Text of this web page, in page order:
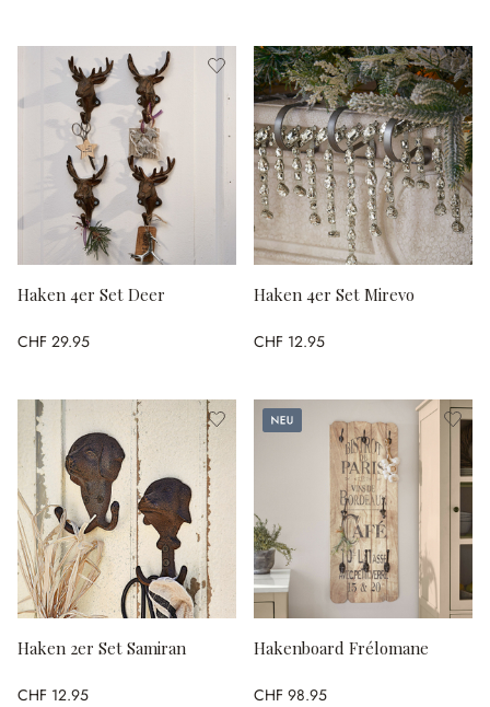
Haken 4er Set Deer
CHF 29.95
Haken 4er Set Mirevo
CHF 12.95
Haken 2er Set Samiran
CHF 12.95
Neu
Hakenboard Frélomane
CHF 98.95